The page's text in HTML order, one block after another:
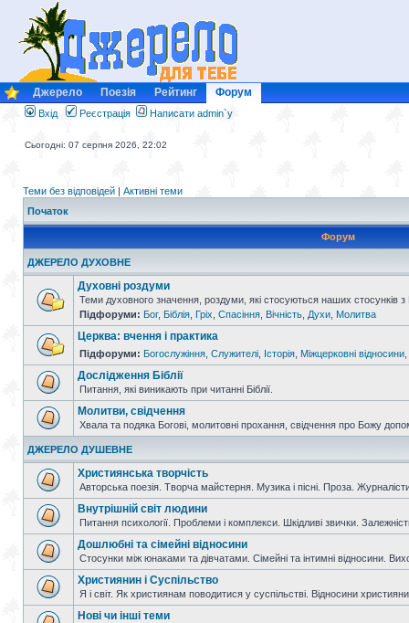
Джерело Поезія Рейтинг Форум
Вхід Реєстрація Написати admin`у
Сьогодні: 07 серпня 2026, 22:02
Теми без відповідей | Активні теми
Початок
Форум
ДЖЕРЕЛО ДУХОВНЕ
Духовні роздуми
Теми духовного значення, роздуми, які стосуються наших стосунків з
Підфоруми: Бог, Біблія Гріх Спасіння Вічність Духи Молитва
Церква: вчення і практика
Підфоруми: Богослужіння Служителі Історія Міжцерковні відносини
Дослідження Біблії
Питання, які виникають при читанні Біблії.
Молитви, свідчення
Хвала та подяка Богові, молитовні прохання, свідчення про Божу
ДЖЕРЕЛО ДУШЕВНЕ
Християнська творчість
Авторська поезія. Творча майстерня. Музика і пісні. Проза.
Внутрішній світ людини
Питання психології. Проблеми і комплекси. Шкідливі звички.
Дошлюбні та сімейні відносини
Стосунки між юнаками та дівчатами. Сімейні та інтимні відносини.
Християнин і Суспільство
Я і світ. Як християнам поводитися у суспільстві. Відносини
Нові чи інші теми